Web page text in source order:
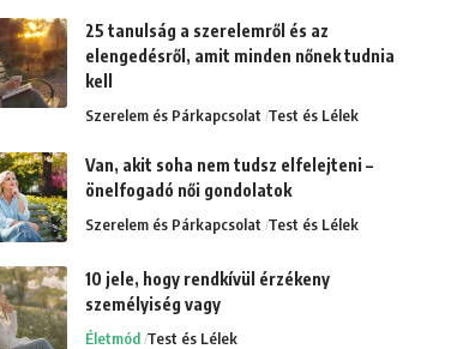
25 tanulság a szerelemről és az
elengedésről, amit minden nőnek tudnia
kell
Szerelem és Párkapcsolat Test és Lélek
Van, akit soha nem tudsz elfelejteni –
önelfogadó női gondolatok
Szerelem és Párkapcsolat Test és Lélek
10 jele, hogy rendkívül érzékeny
személyiség vagy
Életmód Test és Lélek